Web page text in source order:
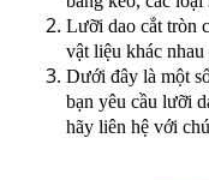
Lưỡi dao cắt tròn
vật liệu khác
Dưới đây là một
bạn yêu cầu lưỡi
hãy liên hệ với